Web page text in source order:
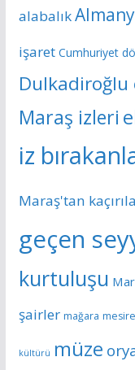
alabalık
işaret Cumhuriyet
Dulkadiroğlu
Maraş izleri
iz
Maraş'tan
geçen
kurtuluşu
şairler mağara
kültürü müze